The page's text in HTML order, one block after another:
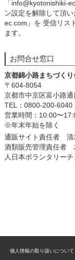
「info@kyotonishiki-
ン設定を解除して頂
ec.com』を 受信リス
ます。
お問合せ窓口
京都錦小路まちづく
〒604-8054
京都市中京区富小路
TEL：0800-200-6040
営業時間：10:00〜
※年末年始を除く
通販サイト責任者 清
酒類販売管理責任
人日本ボランタリー
個人情報の取り扱いについて